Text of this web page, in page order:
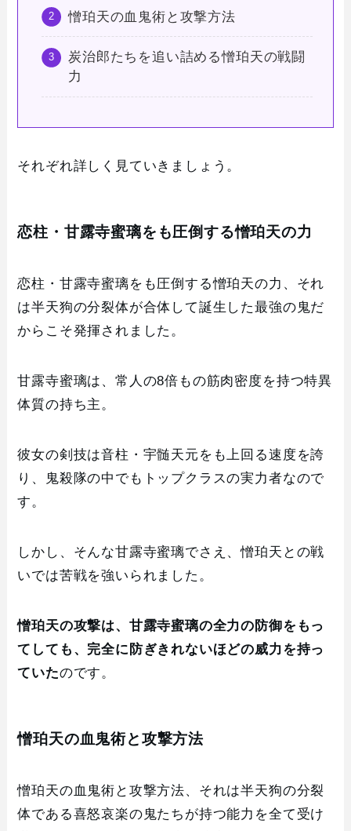
憎珀天の血鬼術と攻撃方法
炭治郎たちを追い詰める憎珀天の戦闘
力
それぞれ詳しく見ていきましょう。
恋柱・甘露寺蜜璃をも圧倒する憎珀天の力
恋柱・甘露寺蜜璃をも圧倒する憎珀天の力、それ
は半天狗の分裂体が合体して誕生した最強の鬼だ
からこそ発揮されました。
甘露寺蜜璃は、常人の8倍もの筋肉密度を持つ特異
体質の持ち主。
彼女の剣技は音柱・宇髄天元をも上回る速度を誇
り、鬼殺隊の中でもトップクラスの実力者なので
す。
しかし、そんな甘露寺蜜璃でさえ、憎珀天との戦
いでは苦戦を強いられました。
憎珀天の攻撃は、甘露寺蜜璃の全力の防御をもっ
てしても、完全に防ぎきれないほどの威力を持っ
ていたのです。
憎珀天の血鬼術と攻撃方法
憎珀天の血鬼術と攻撃方法、それは半天狗の分裂
体である喜怒哀楽の鬼たちが持つ能力を全て受け